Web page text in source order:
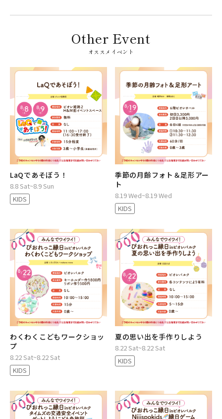
オススメイベント
LaQであそぼう！
8.8 Sat~8.9 Sun
KIDS
季節の月齢フォト＆足形アー
ト
8.19 Wed~8.19 Wed
KIDS
わくわくこどもワークショッ
プ
8.22 Sat~8.22 Sat
KIDS
夏の思い出を手作りしよう
8.22 Sat~8.22 Sat
KIDS